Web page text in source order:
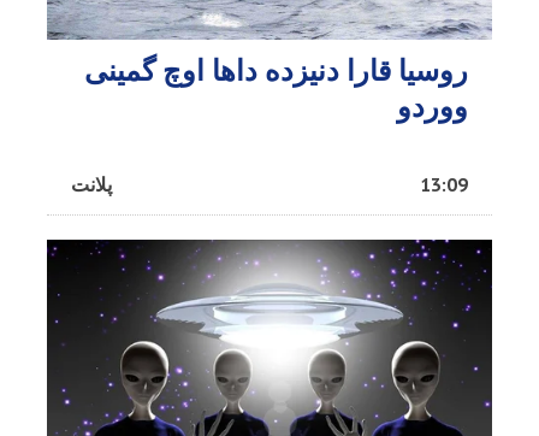
روسیا قارا دنیزده داها اوچ گمینی
ووردو
پلانت 13:09